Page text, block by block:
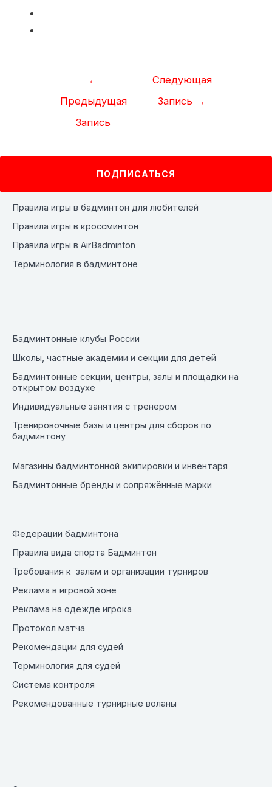
Навигация
по
записям
←
Предыдущая
Запись
Следующая
Запись →
Правила игры в бадминтон для любителей
Правила игры в кроссминтон
Правила игры в AirBadminton
Терминология в бадминтоне
Бадминтонные клубы России
Школы, частные академии и секции для детей
Бадминтонные секции, центры, залы и площадки на
открытом воздухе
Индивидуальные занятия с тренером
Тренировочные базы и центры для сборов по
бадминтону
Магазины бадминтонной экипировки и инвентаря
Бадминтонные бренды и сопряжённые марки
Федерации бадминтона
Правила вида спорта Бадминтон
Требования к залам и организации турниров
Реклама в игровой зоне
Реклама на одежде игрока
Протокол матча
Рекомендации для судей
Терминология для судей
Система контроля
Рекомендованные турнирные воланы
ПОДПИСАТЬСЯ